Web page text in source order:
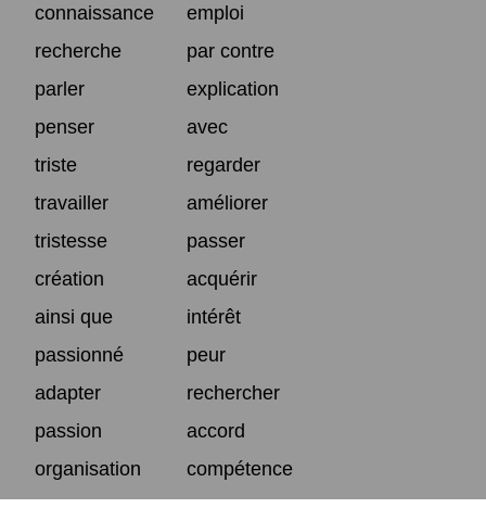
connaissance
emploi
recherche
par contre
parler
explication
penser
avec
triste
regarder
travailler
améliorer
tristesse
passer
création
acquérir
ainsi que
intérêt
passionné
peur
adapter
rechercher
passion
accord
organisation
compétence